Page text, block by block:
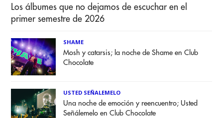
Los álbumes que no dejamos de escuchar en el
primer semestre de 2026
SHAME
Mosh y catarsis; la noche de Shame en Club
Chocolate
USTED SEÑALEMELO
Una noche de emoción y reencuentro; Usted
Señálemelo en Club Chocolate